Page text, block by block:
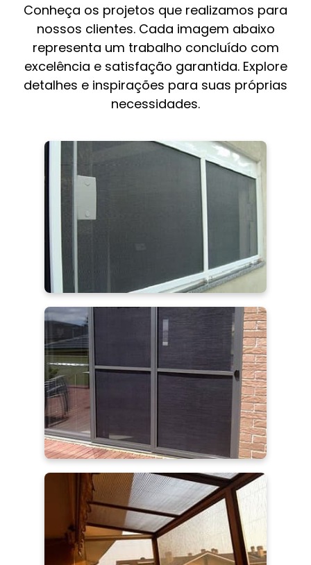
Conheça os projetos que realizamos para
nossos clientes. Cada imagem abaixo
representa um trabalho concluído com
excelência e satisfação garantida. Explore
detalhes e inspirações para suas próprias
necessidades.